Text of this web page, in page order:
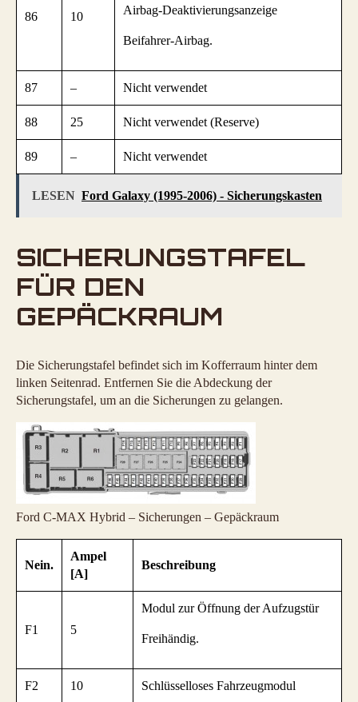
86 10 Airbag-Deaktivierungsanzeige
Beifahrer-Airbag.
87 – Nicht verwendet
88 25 Nicht verwendet (Reserve)
89 – Nicht verwendet
LESEN Ford Galaxy (1995-2006) - Sicherungskasten
SICHERUNGSTAFEL
FÜR DEN
GEPÄCKRAUM
Die Sicherungstafel befindet sich im Kofferraum hinter dem
linken Seitenrad. Entfernen Sie die Abdeckung der
Sicherungstafel, um an die Sicherungen zu gelangen.
Ford C-MAX Hybrid – Sicherungen – Gepäckraum
Nein.
Ampel
[A]
Beschreibung
F1 5
Modul zur Öffnung der Aufzugstür
Freihändig.
F2 10 Schlüsselloses Fahrzeugmodul